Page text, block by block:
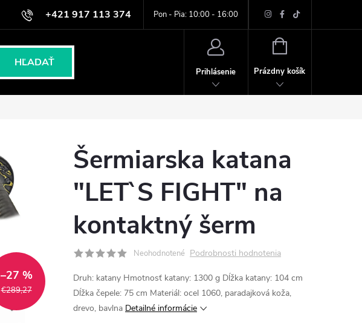
+421 917 113 374 Pon - Pia: 10:00 - 16:00
Podmienky ochrany osobných údajov
HĽADAŤ
Prihlásenie
NÁKUPNÝ
Prázdny košík
€289,27
–27 %
Šermiarska katana
"LET`S FIGHT" na
kontaktný šerm
Neohodnotené Podrobnosti hodnotenia
Druh: katany Hmotnosť katany: 1300 g Dĺžka katany: 104 cm
Dĺžka čepele: 75 cm Materiál: ocel 1060, paradajková koža,
drevo, bavlna Detailné informácie